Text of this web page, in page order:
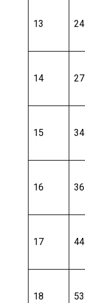
13 24
14 27
15 34
16 36
17 44
18 53